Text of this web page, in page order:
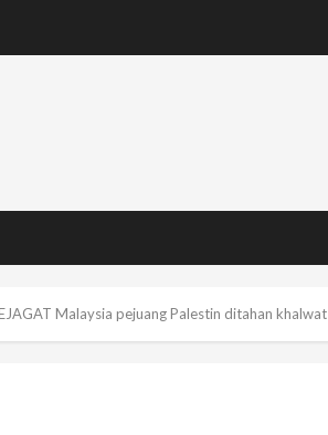
Malaysia pejuang Palestin ditahan khalwat